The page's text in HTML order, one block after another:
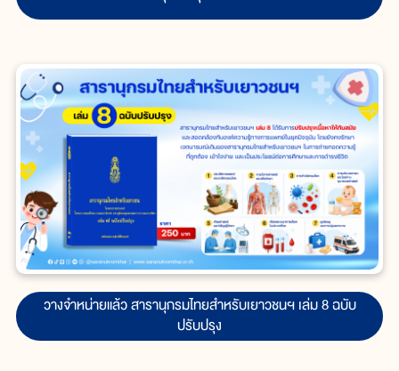
วางจำหน่ายแล้ว สารานุกรมไทยสำหรับเยาวชนฯ เล่ม 8 ฉบับ
ปรับปรุง